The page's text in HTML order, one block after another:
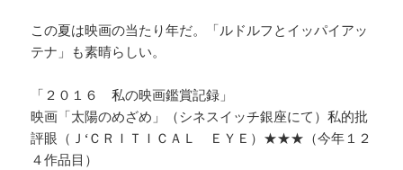
この夏は映画の当たり年だ。「ルドルフとイッパイアッ
テナ」も素晴らしい。
「２０１６ 私の映画鑑賞記録」
映画「太陽のめざめ」（シネスイッチ銀座にて）私的批
評眼（Ｊ‘ＣＲＩＴＩＣＡＬ ＥＹＥ）★★★（今年１２
４作品目）